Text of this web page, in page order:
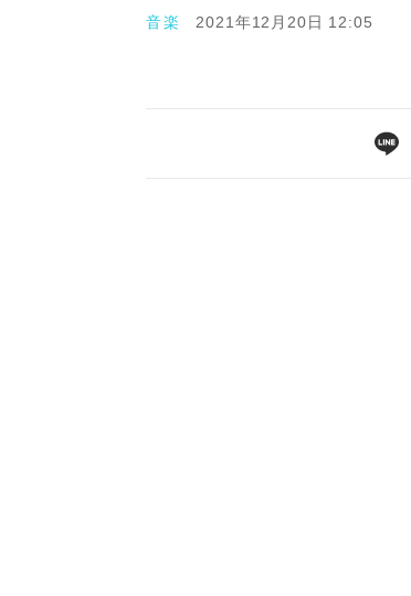
音楽 2021年12月20日 12:05